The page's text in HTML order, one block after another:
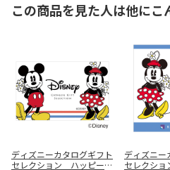
この商品を見た人は他に
ディズニーカタログギフト
セレクション ハッピー
ディズニー
セレクシ